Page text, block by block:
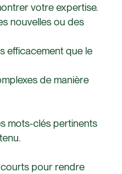
votre expertise.
nouvelles ou des
efficacement que le
de manière
mots-clés pertinents
pour rendre